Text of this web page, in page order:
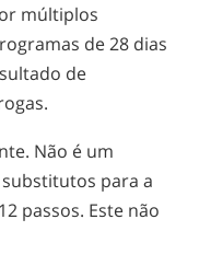
múltiplos
de 28 dias
de
Não é um
para a
passos. Este não